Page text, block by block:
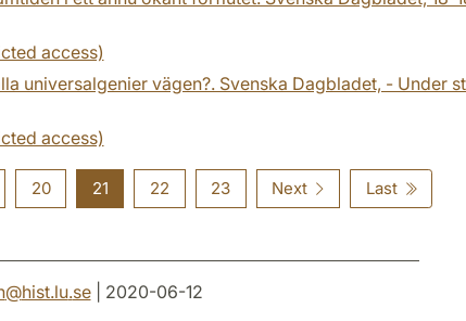
access)
universal­genier vägen?. Svenska Dagbladet, - Under
access)
20 21 22 23 Next Last
@hist.lu.se| 2020-06-12